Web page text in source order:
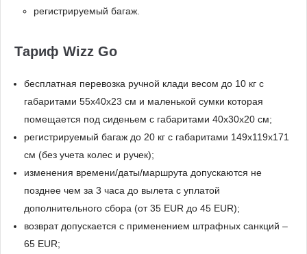
регистрируемый багаж.
Тариф Wizz Go
бесплатная перевозка ручной клади весом до 10 кг с
габаритами 55х40х23 см и маленькой сумки которая
помещается под сиденьем с габаритами 40x30x20 см;
регистрируемый багаж до 20 кг с габаритами 149x119x171
см (без учета колес и ручек);
изменения времени/даты/маршрута допускаются не
позднее чем за 3 часа до вылета с уплатой
дополнительного сбора (от 35 EUR до 45 EUR);
возврат допускается с применением штрафных санкций –
65 EUR;